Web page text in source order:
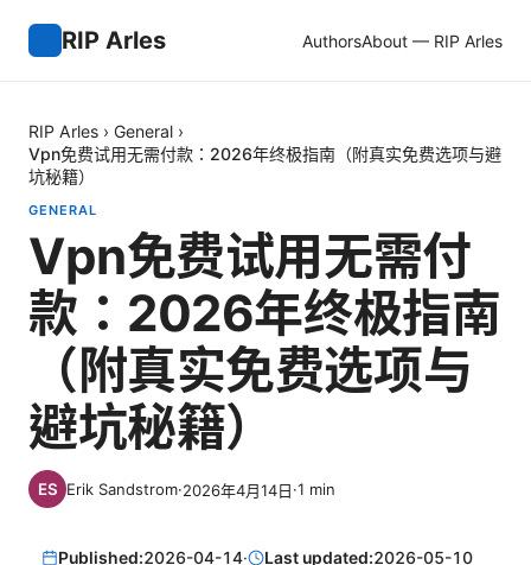
RIP Arles AuthorsAbout — RIP Arles
RIP Arles › General ›
Vpn免费试用无需付款：2026年终极指南（附真实免费选项与避
坑秘籍）
GENERAL
Vpn免费试用无需付
款：2026年终极指南
（附真实免费选项与
避坑秘籍）
Erik Sandstrom·2026年4月14日·1 min
Published:2026-04-14· Last updated:2026-05-10